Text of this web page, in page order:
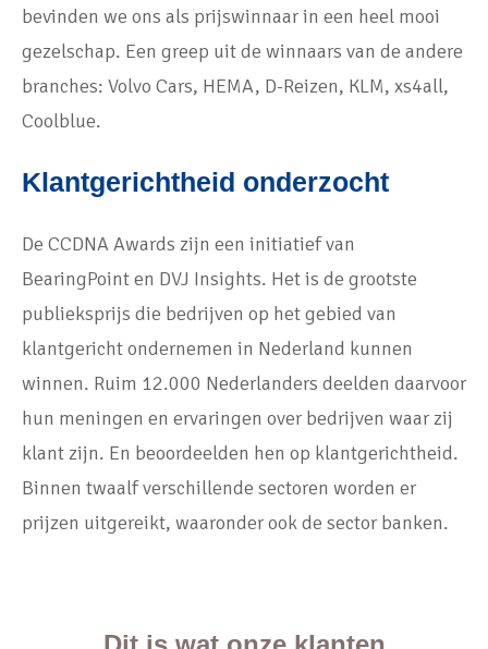
bevinden we ons als prijswinnaar in een heel mooi
gezelschap. Een greep uit de winnaars van de andere
branches: Volvo Cars, HEMA, D-Reizen, KLM, xs4all,
Coolblue.
Klantgerichtheid onderzocht
De CCDNA Awards zijn een initiatief van
BearingPoint en DVJ Insights. Het is de grootste
publieksprijs die bedrijven op het gebied van
klantgericht ondernemen in Nederland kunnen
winnen. Ruim 12.000 Nederlanders deelden daarvoor
hun meningen en ervaringen over bedrijven waar zij
klant zijn. En beoordeelden hen op klantgerichtheid.
Binnen twaalf verschillende sectoren worden er
prijzen uitgereikt, waaronder ook de sector banken.